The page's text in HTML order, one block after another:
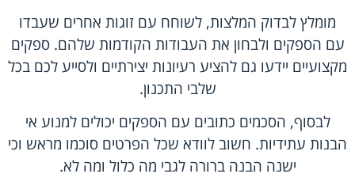
מומלץ לבדוק המלצות, לשוחח עם זוגות אחרים שעבדו
עם הספקים ולבחון את העבודות הקודמות שלהם. ספקים
מקצועיים יידעו גם להציע רעיונות יצירתיים ולסייע לכם בכל
שלבי התכנון.
לבסוף, הסכמים כתובים עם הספקים יכולים למנוע אי
הבנות עתידיות. חשוב לוודא שכל הפרטים סוכמו מראש וכי
ישנה הבנה ברורה לגבי מה כלול ומה לא.